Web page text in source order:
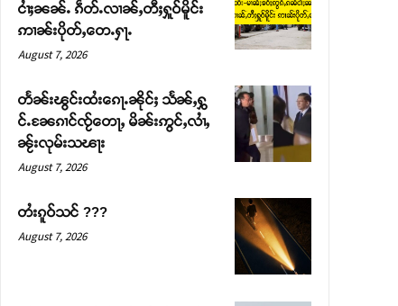
ငၢႆႈၼၼ်ႉ ၵဵတ်ႉလၢၼ်ႇတီႈႁူဝ်မိူင်း
ဢၢၼ်းပိုတ်ႇတေႉႁႃႉ
August 7, 2026
တႅၼ်းၽွင်းထႆးၵေႃႉၼိုင်ႈ သႅၼ်ႇႁွ
င်ႉၼႄၵၢင်ၸႂ်တေႃႇ မိၼ်းဢွင်ႇလၢႆႇ
ၼႂ်းလုမ်းသၽႃး
August 7, 2026
တႆးၵူဝ်သင် ???
August 7, 2026